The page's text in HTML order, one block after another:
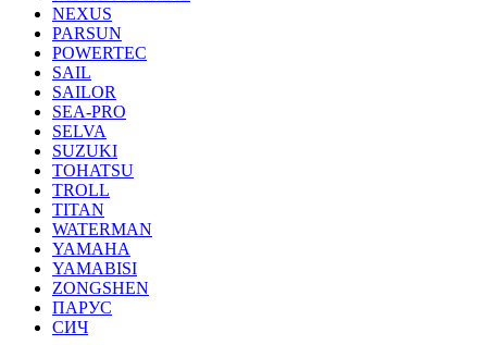
NEXUS
PARSUN
POWERTEC
SAIL
SAILOR
SEA-PRO
SELVA
SUZUKI
TOHATSU
TROLL
TITAN
WATERMAN
YAMAHA
YAMABISI
ZONGSHEN
ПАРУС
СИЧ